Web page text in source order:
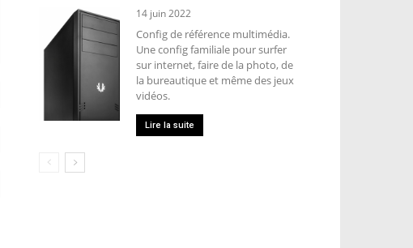
14 juin 2022
Config de référence multimédia.
Une config familiale pour surfer
sur internet, faire de la photo, de
la bureautique et même des jeux
vidéos.
Lire la suite